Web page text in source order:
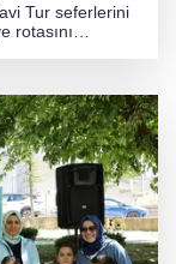
Tur seferlerini
rotasını